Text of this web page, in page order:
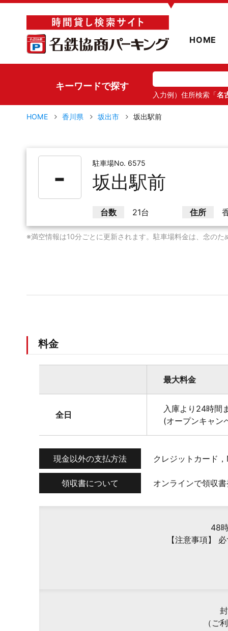
▼
HOME
キーワードで探す
入力例）住所検索「名
HOME 香川県 坂出市 坂出駅前
- 駐車場No. 6575
坂出駅前
台数 21台 住所
※満空情報は10分ごとに更新されます。駐車場料金は、念の
料金
最大料金
全日
入庫より24時間
(オープンキャン
現金以外の支払方法 クレジットカード
領収書について オンラインで領収
48
【注意事項】
（ご